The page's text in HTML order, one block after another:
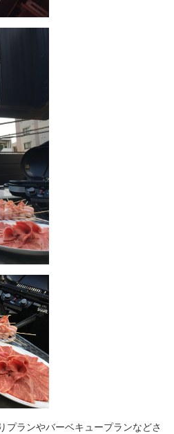
プランやバーベキュープランなどさ